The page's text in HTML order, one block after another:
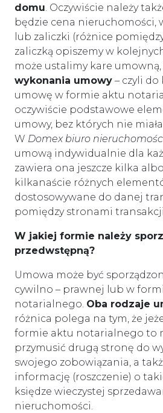
domu. Oczywiście należy
będzie cena nieruchomości,
lub zaliczki (różnice
zaliczką opiszemy w
może ustalimy kare umowną,
wykonania umowy – czyli do
umowę w formie aktu
oczywiście podstawowe
umowy, bez których nie
W Domex biuro
umową indywidualnie dla
zawiera ona jeszcze kilka
kilkanaście różnych
dostosowywane do danej
pomiędzy stronami
W jakiej formie należy
przedwstępną?
Umowa może być
cywilno – prawnej lub w
notarialnego. Oba rodzaje
różnica polega na tym, że
formie aktu notarialnego to
przymusić drugą stronę do
swojego zobowiązania, a
informację (roszczenie) o
księdze wieczystej
nieruchomości.